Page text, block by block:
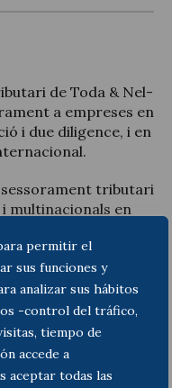
permitir el
sus funciones y
analizar sus hábitos
-control del tráfico,
tiempo de
accede a
aceptar todas las
de Toda & Nel-
a empreses en
i due diligence, i en
tributari
multinacionals en
internacional i
la realització
amb aquestes
en el disseny,
de preus de
d’operacions
de lliure